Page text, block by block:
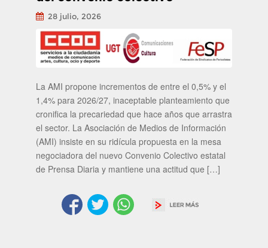
28 julio, 2026
La AMI propone incrementos de entre el 0,5% y el
1,4% para 2026/27, inaceptable planteamiento que
cronifica la precariedad que hace años que arrastra
el sector. La Asociación de Medios de Información
(AMI) insiste en su ridícula propuesta en la mesa
negociadora del nuevo Convenio Colectivo estatal
de Prensa Diaria y mantiene una actitud que […]